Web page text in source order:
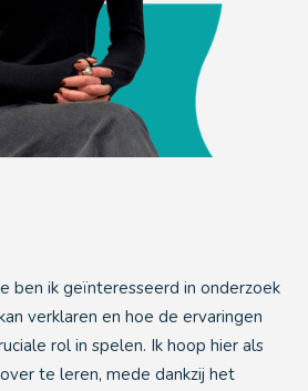
ben ik geïnteresseerd in onderzoek
verklaren en hoe de ervaringen
rol in spelen. Ik hoop hier als
te leren, mede dankzij het